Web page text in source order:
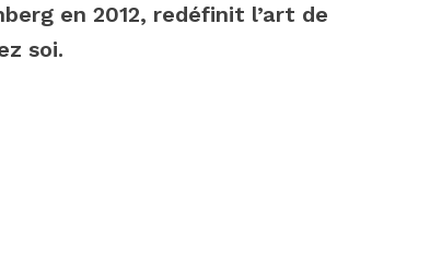
en 2012, redéfinit l’art de
soi.